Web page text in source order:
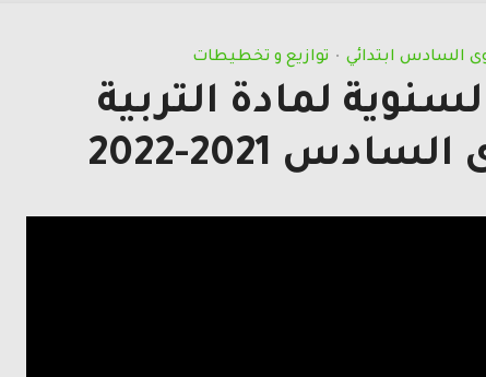
السادس ابتدائي • توازيع و تخطيطات
لمادة التربية
2021-2022